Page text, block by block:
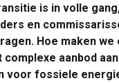
is in volle
en
Hoe maken we
aanbod
voor fossiele